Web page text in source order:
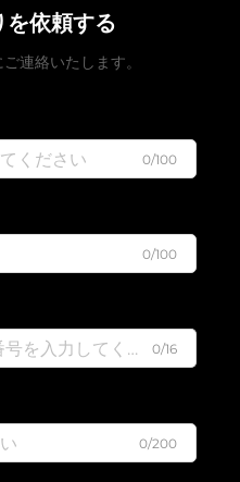
を依頼する
連絡いたします。
0/100
0/100
0/16
0/200